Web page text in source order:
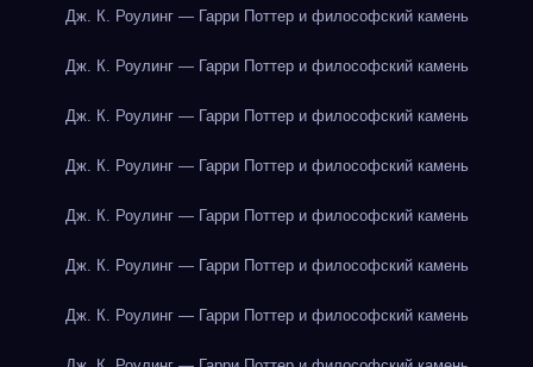
Дж. К. Роулинг — Гарри Поттер и философский камень
Дж. К. Роулинг — Гарри Поттер и философский камень
Дж. К. Роулинг — Гарри Поттер и философский камень
Дж. К. Роулинг — Гарри Поттер и философский камень
Дж. К. Роулинг — Гарри Поттер и философский камень
Дж. К. Роулинг — Гарри Поттер и философский камень
Дж. К. Роулинг — Гарри Поттер и философский камень